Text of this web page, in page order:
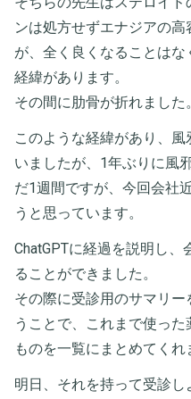
ンは処方せずエナジアの
が、全く良くなることは
経緯があります。
その間に肋骨が折れました。
このような経緯があり、
いましたが、1年ぶりに風
だ1週間ですが、今回会社
うと思っています。
ChatGPTに経過を説明し
ることができました。
その際に受診用のサマリ
うことで、これまで使っ
ものを一覧にまとめてくれ
明日、それを持って受診